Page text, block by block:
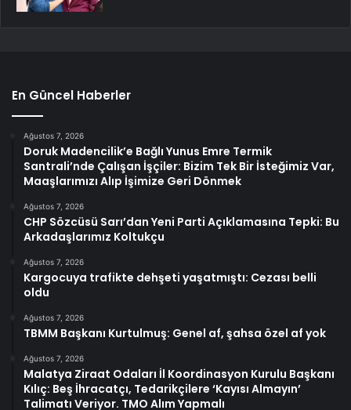
En Güncel Haberler
Ağustos 7, 2026
Doruk Madencilik’e Bağlı Yunus Emre Termik
Santrali’nde Çalışan İşçiler: Bizim Tek Bir İsteğimiz Var,
Maaşlarımızı Alıp İşimize Geri Dönmek
Ağustos 7, 2026
CHP Sözcüsü Sarı’dan Yeni Parti Açıklamasına Tepki: Bu
Arkadaşlarımız Koltukçu
Ağustos 7, 2026
Kargocuya trafikte dehşeti yaşatmıştı: Cezası belli
oldu
Ağustos 7, 2026
TBMM Başkanı Kurtulmuş: Genel af, şahsa özel af yok
Ağustos 7, 2026
Malatya Ziraat Odaları İl Koordinasyon Kurulu Başkanı
Kılıç: Beş İhracatçı, Tedarikçilere ‘Kayısı Almayın’
Talimatı Veriyor. TMO Alım Yapmalı